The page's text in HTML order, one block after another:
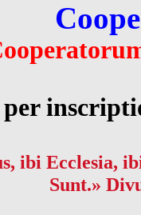
ibi Ecclesia,
Sunt.»